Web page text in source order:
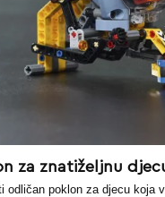
za znatiželjnu
odličan poklon za djecu koja